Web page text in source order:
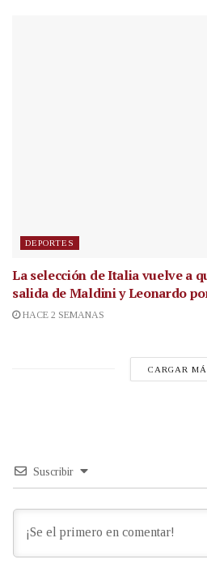
DEPORTES
La selección de Italia vuelve a
salida de Maldini y Leonardo
HACE 2 SEMANAS
CARGAR
Suscribir